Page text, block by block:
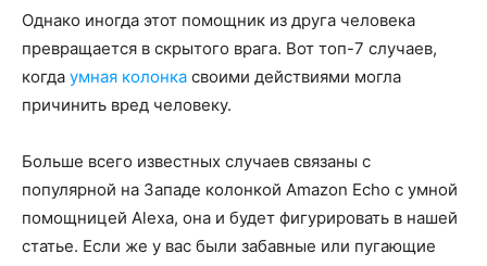
Однако иногда этот помощник из друга человека
превращается в скрытого врага. Вот топ-7 случаев,
когда умная колонка своими действиями могла
причинить вред человеку.
Больше всего известных случаев связаны с
популярной на Западе колонкой Amazon Echo с умной
помощницей Alexa, она и будет фигурировать в нашей
статье. Если же у вас были забавные или пугающие